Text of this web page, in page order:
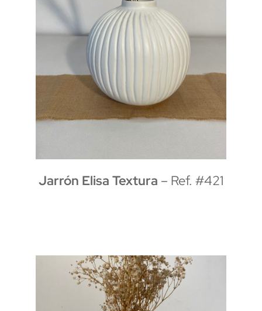
Jarrón Elisa Textura – Ref. #421